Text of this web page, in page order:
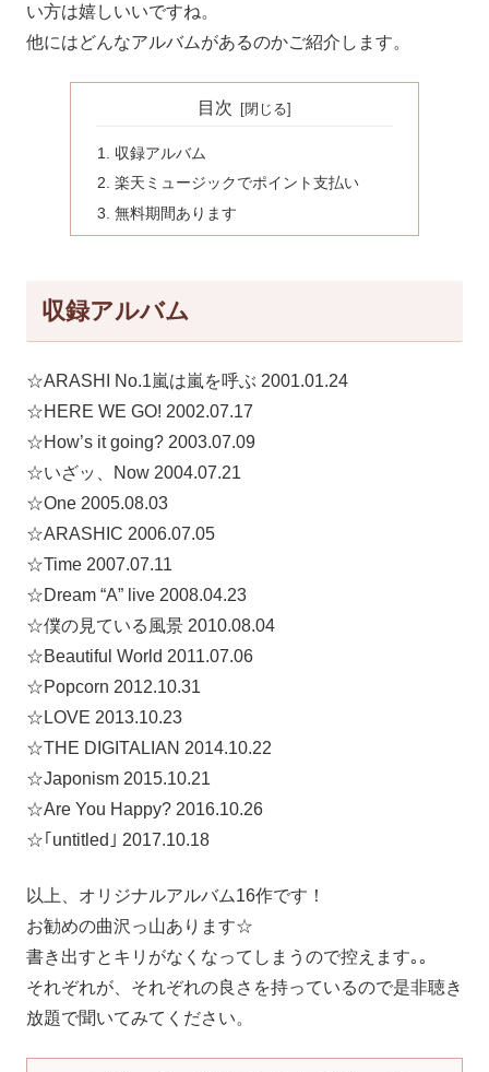
い方は嬉しいいですね。
他にはどんなアルバムがあるのかご紹介します。
目次
収録アルバム
楽天ミュージックでポイント支払い
無料期間あります
収録アルバム
☆ARASHI No.1嵐は嵐を呼ぶ 2001.01.24
☆HERE WE GO! 2002.07.17
☆How’s it going? 2003.07.09
☆いざッ、Now 2004.07.21
☆One 2005.08.03
☆ARASHIC 2006.07.05
☆Time 2007.07.11
☆Dream “A” live 2008.04.23
☆僕の見ている風景 2010.08.04
☆Beautiful World 2011.07.06
☆Popcorn 2012.10.31
☆LOVE 2013.10.23
☆THE DIGITALIAN 2014.10.22
☆Japonism 2015.10.21
☆Are You Happy? 2016.10.26
☆｢untitled｣ 2017.10.18
以上、オリジナルアルバム16作です！
お勧めの曲沢っ山あります☆
書き出すとキリがなくなってしまうので控えます｡｡
それぞれが、それぞれの良さを持っているので是非聴き
放題で聞いてみてください。